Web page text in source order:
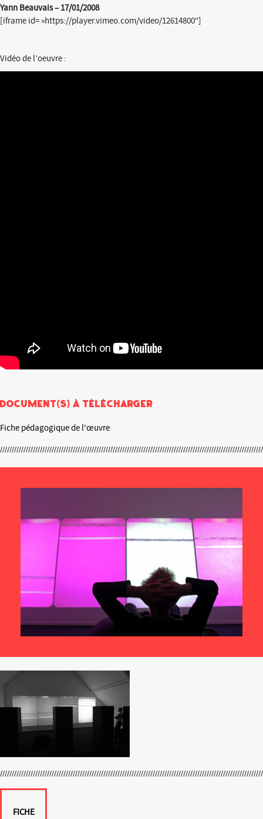
Yann Beauvais – 17/01/2008
[iframe id= »https://player.vimeo.com/video/12614800″]
Vidéo de l’oeuvre :
Document(s) à télécharger
Fiche pédagogique de l'œuvre
FICHE